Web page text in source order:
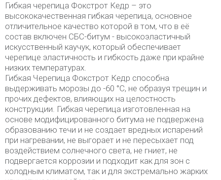
Гибкая черепица Фокстрот Кедр – это
высококачественная гибкая черепица, основное
отличительное качество которой в том, что в её
состав включен СБС-битум - высокоэластичный
искусственный каучук, который обеспечивает
черепице эластичность и гибкость даже при крайне
низких температурах.
Гибкая Черепица Фокстрот Кедр способна
выдерживать морозы до -60 °С, не образуя трещин и
прочих дефектов, влияющих на целостность
конструкции. Гибкая черепица изготовленная на
основе модифицированного битума не подвержена
образованию течи и не создает вредных испарений
при нагревании, не выгорает и не пересыхает под
воздействием солнечного света, не гниет, не
подвергается коррозии и подходит как для зон с
холодным климатом, так и для экстремально жарких